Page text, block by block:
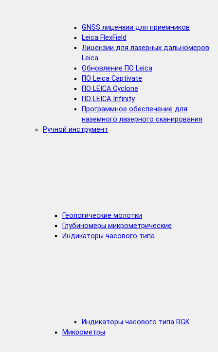
GNSS лицензии для приемников
Leica FlexField
Лицензии для лазерных дальномеров
Leica
Обновление ПО Leica
ПО Leica Captivate
ПО LEICA Cyclone
ПО LEICA Infinity
Программное обеспечение для
наземного лазерного сканирования
Ручной инструмент
Геологические молотки
Глубиномеры микрометрические
Индикаторы часового типа
Индикаторы часового типа RGK
Микрометры